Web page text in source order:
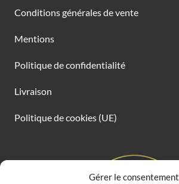
Gérer le consentement
Conditions générales de vente
Mentions
Politique de confidentialité
Livraison
Politique de cookies (UE)